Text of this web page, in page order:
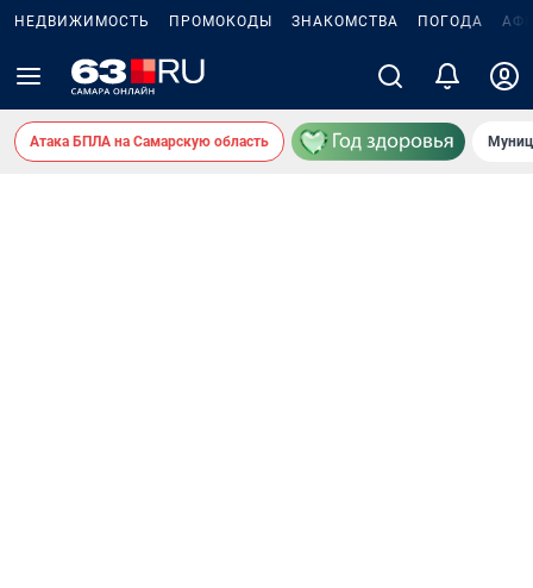
НЕДВИЖИМОСТЬ ПРОМОКОДЫ ЗНАКОМСТВА ПОГОДА
Атака БПЛА на Самарскую область